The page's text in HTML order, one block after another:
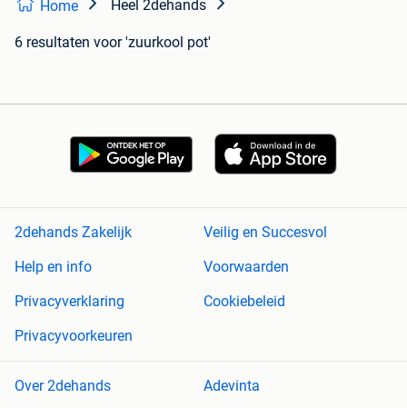
Home Heel 2dehands
6 resultaten voor 'zuurkool pot'
2dehands Zakelijk
Veilig en Succesvol
Help en info
Voorwaarden
Privacyverklaring
Cookiebeleid
Privacyvoorkeuren
Over 2dehands Adevinta